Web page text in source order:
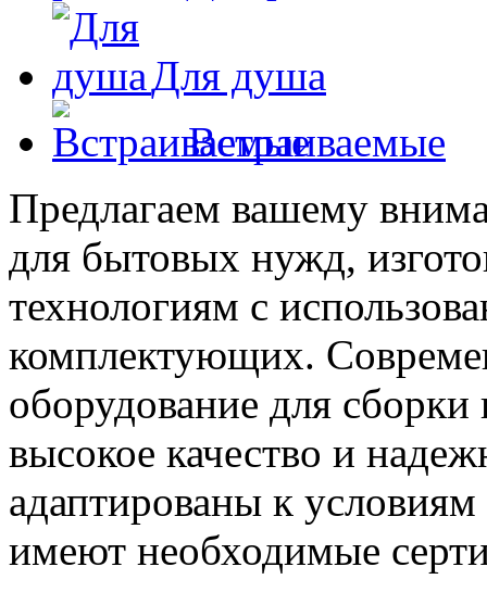
Для душа
Встраиваемые
Предлагаем вашему
для бытовых нужд,
технологиям с
комплектующих.
оборудование для сборки
высокое качество и
адаптированы к
имеют необходимые